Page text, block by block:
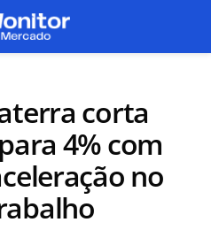
corta
4% com
no